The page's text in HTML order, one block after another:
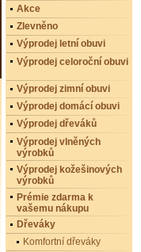
Akce
Zlevněno
Výprodej letní obuvi
Výprodej celoroční obuvi
Výprodej zimní obuvi
Výprodej domácí obuvi
Výprodej dřeváků
Výprodej vlněných
výrobků
Výprodej kožešinových
výrobků
Prémie zdarma k
vašemu nákupu
Dřeváky
Komfortní dřeváky